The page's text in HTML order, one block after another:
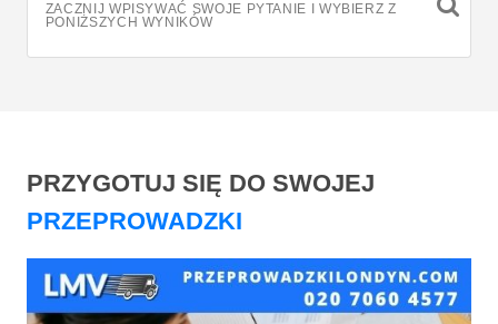
ZACZNIJ WPISYWAĆ SWOJE PYTANIE I WYBIERZ Z
PONIŻSZYCH WYNIKÓW
PRZYGOTUJ SIĘ DO SWOJEJ
PRZEPROWADZKI